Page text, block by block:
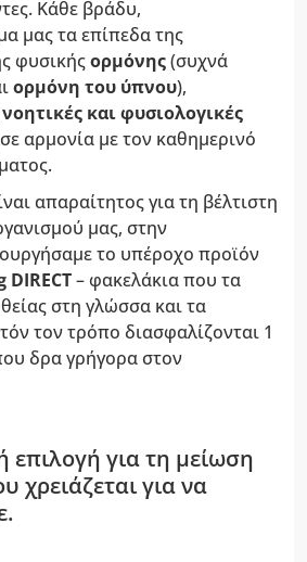
Κάθε βράδυ,
μας τα επίπεδα της
φυσικήςορμόνης(συχνά
ορμόνη του ύπνου),
νοητικές και φυσιολογικές
σε αρμονία με τον καθημερινό
απαραίτητος για τη βέλτιστη
μας, στην
το υπέροχο προϊόν
– φακελάκια που τα
στη γλώσσα και τα
τον τρόπο διασφαλίζονται 1
δρα γρήγορα στον
επιλογή για τη μείωση
χρειάζεται για να